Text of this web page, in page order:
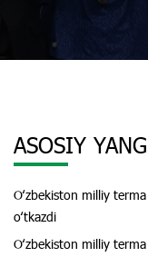
ASOSIY
Oʻzbekiston milliy
oʻtkazdi
Oʻzbekiston milliy